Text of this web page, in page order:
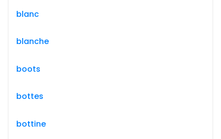
blanc
blanche
boots
bottes
bottine